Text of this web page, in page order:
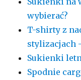
wybierać?
T-shirty z
stylizacjach
Sukienki
Spodnie